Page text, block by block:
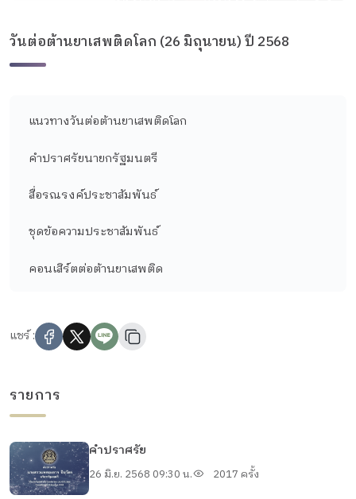
วันต่อต้านยาเสพติดโลก (26 มิถุนายน) ปี 2568
แนวทางวันต่อต้านยาเสพติดโลก
คำปราศรัยนายกรัฐมนตรี
สื่อรณรงค์ประชาสัมพันธ์
ชุดข้อความประชาสัมพันธ์
คอนเสิร์ตต่อต้านยาเสพติด
แชร์ :
รายการ
คำปราศรัย
26 มิ.ย. 2568 09:30 น. 2017 ครั้ง